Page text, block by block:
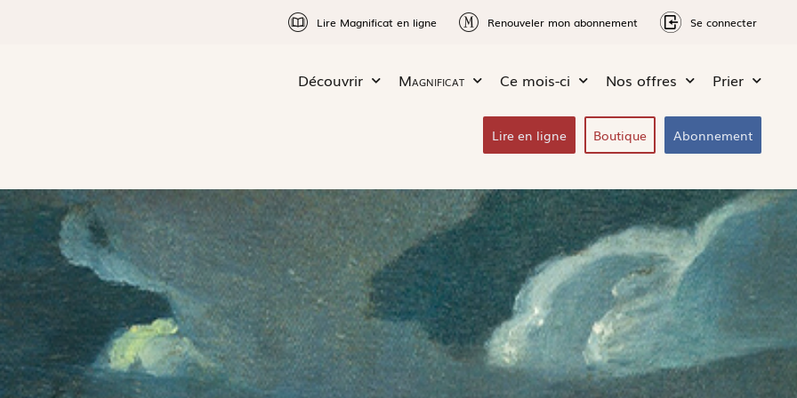
Lire Magnificat en ligne Renouveler mon abonnement Se connecter
Découvrir Magnificat Ce mois-ci Nos offres Prier
Lire en ligne Boutique Abonnement